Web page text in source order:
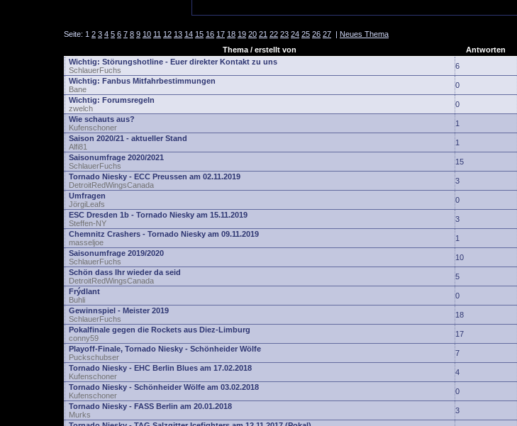
Seite: 1 2 3 4 5 6 7 8 9 10 11 12 13 14 15 16 17 18 19 20 21 22 23 24 25 26 27 | Neues Thema
Thema / erstellt von
Antworten
Wichtig: Störungshotline - Euer direkter Kontakt zu uns
SchlauerFuchs
6
Wichtig: Fanbus Mitfahrbestimmungen
Bane
0
Wichtig: Forumsregeln
zwelch
0
Wie schauts aus?
Kufenschoner
1
Saison 2020/21 - aktueller Stand
Alfi81
1
Saisonumfrage 2020/2021
SchlauerFuchs
15
Tornado Niesky - ECC Preussen am 02.11.2019
DetroitRedWingsCanada
3
Umfragen
JörgiLeafs
0
ESC Dresden 1b - Tornado Niesky am 15.11.2019
Steffen-NY
3
Chemnitz Crashers - Tornado Niesky am 09.11.2019
masseljoe
1
Saisonumfrage 2019/2020
SchlauerFuchs
10
Schön dass Ihr wieder da seid
DetroitRedWingsCanada
5
Frýdlant
Buhli
0
Gewinnspiel - Meister 2019
SchlauerFuchs
18
Pokalfinale gegen die Rockets aus Diez-Limburg
conny59
17
Playoff-Finale, Tornado Niesky - Schönheider Wölfe
Puckschubser
7
Tornado Niesky - EHC Berlin Blues am 17.02.2018
Kufenschoner
4
Tornado Niesky - Schönheider Wölfe am 03.02.2018
Kufenschoner
0
Tornado Niesky - FASS Berlin am 20.01.2018
Murks
3